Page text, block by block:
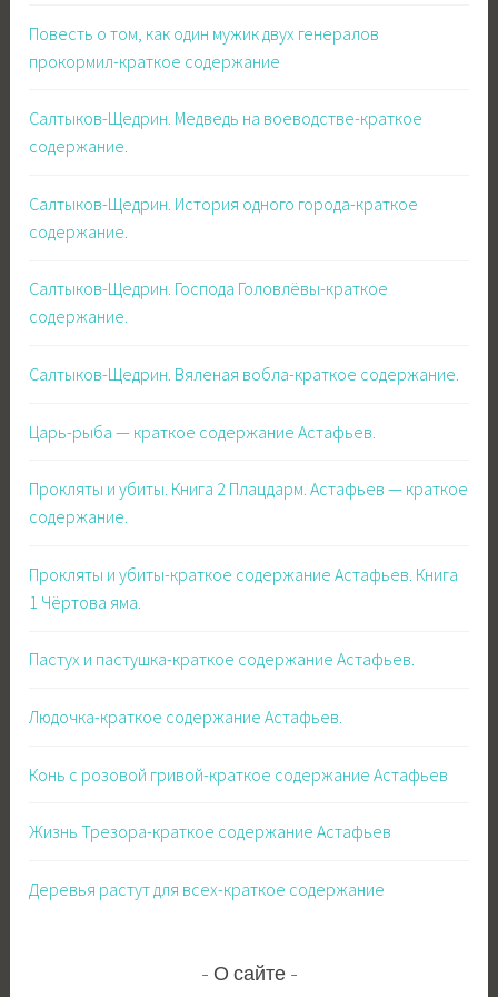
Повесть о том, как один мужик двух генералов
прокормил-краткое содержание
Салтыков-Щедрин. Медведь на воеводстве-краткое
содержание.
Салтыков-Щедрин. История одного города-краткое
содержание.
Салтыков-Щедрин. Господа Головлёвы-краткое
содержание.
Салтыков-Щедрин. Вяленая вобла-краткое содержание.
Царь-рыба — краткое содержание Астафьев.
Прокляты и убиты. Книга 2 Плацдарм. Астафьев — краткое
содержание.
Прокляты и убиты-краткое содержание Астафьев. Книга
1 Чёртова яма.
Пастух и пастушка-краткое содержание Астафьев.
Людочка-краткое содержание Астафьев.
Конь с розовой гривой-краткое содержание Астафьев
Жизнь Трезора-краткое содержание Астафьев
Деревья растут для всех-краткое содержание
О сайте